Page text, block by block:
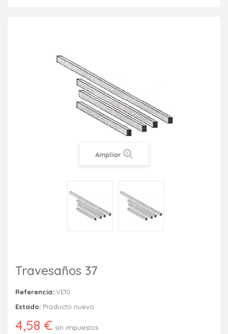
Ampliar
Travesaños 37
Referencia: VE10
Estado: Producto nuevo
4,58 € sin impuestos